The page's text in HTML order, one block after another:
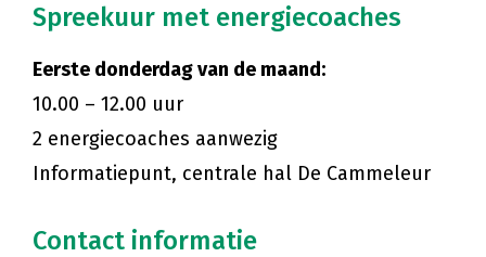
Spreekuur met energiecoaches
Eerste donderdag van de maand:
10.00 – 12.00 uur
2 energiecoaches aanwezig
Informatiepunt, centrale hal De Cammeleur
Contact informatie